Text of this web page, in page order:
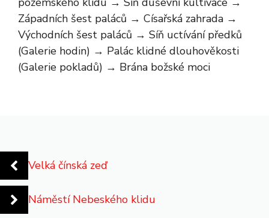
Západních šest paláců → Císařská zahrada →
Východních šest paláců → Síň uctívání předků
(Galerie hodin) → Palác klidné dlouhověkosti
(Galerie pokladů) → Brána božské moci
Velká čínská zeď
Náměstí Nebeského klidu